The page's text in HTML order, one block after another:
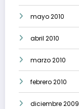
mayo 2010
abril 2010
marzo 2010
febrero 2010
diciembre 2009